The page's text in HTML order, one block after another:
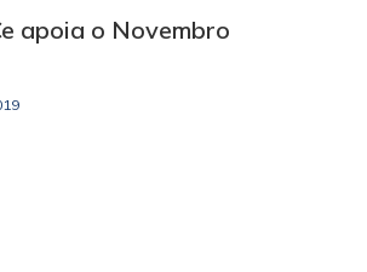
apoia o Novembro